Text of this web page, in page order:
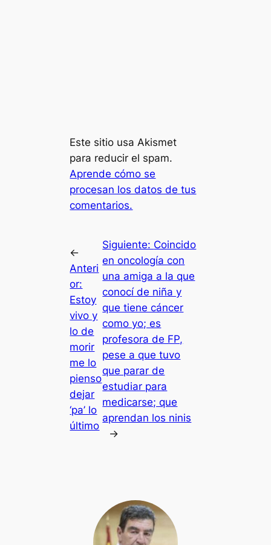
Este sitio usa Akismet
para reducir el spam.
Aprende cómo se
procesan los datos de tus
comentarios.
←
Anteri
or:
Estoy
vivo y
lo de
morir
me lo
pienso
dejar
‘pa’ lo
último
Siguiente: Coincido
en oncología con
una amiga a la que
conocí de niña y
que tiene cáncer
como yo; es
profesora de FP,
pese a que tuvo
que parar de
estudiar para
medicarse; que
aprendan los ninis
→